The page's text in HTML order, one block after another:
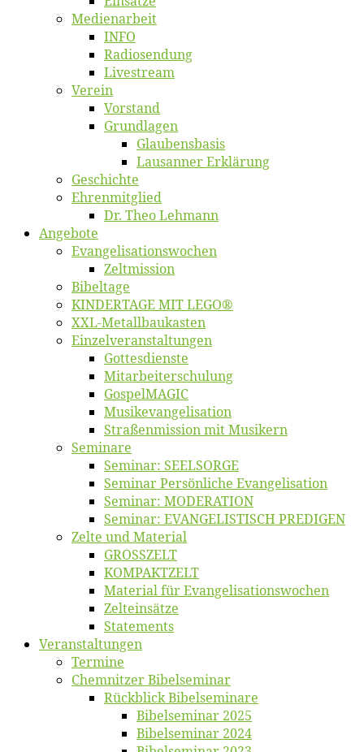
Me­di­en­ar­beit
INFO
Ra­dio­sen­dung
Live­stream
Ver­ein
Vor­stand
Grund­la­gen
Glaubens­ba­sis
Lausan­ner Erklärung
Ge­schich­te
Eh­ren­mit­glied
Dr. Theo Lehmann
An­ge­bo­te
Evangelisa­tions­wo­chen
Zelt­mis­si­on
Bi­bel­ta­ge
KINDERTAGE MIT LEGO®
XXL-Me­­tal­l­­bau­­kas­­ten
Einzelver­an­stal­tungen
Got­tes­diens­te
Mitarbeiter­schulung
Gos­pel­MA­GIC
Musikevan­ge­li­sa­tion
Straßenmis­sion mit Musikern
Se­mi­na­re
Se­mi­nar: SEELSORGE
Se­mi­nar Per­sön­li­che Evangelisation
Se­mi­nar: MODERATION
Se­mi­nar: EVANGELISTISCH PREDIGEN
Zel­te und Material
GROSSZELT
KOMPAKTZELT
Ma­te­ri­al für Evangelisationswochen
Zelt­ein­sät­ze
State­ments
Ver­an­stal­tun­gen
Ter­mi­ne
Chemnit­zer Bibelseminar
Rück­blick Bibelseminare
Bi­bel­se­mi­nar 2025
Bi­bel­se­mi­nar 2024